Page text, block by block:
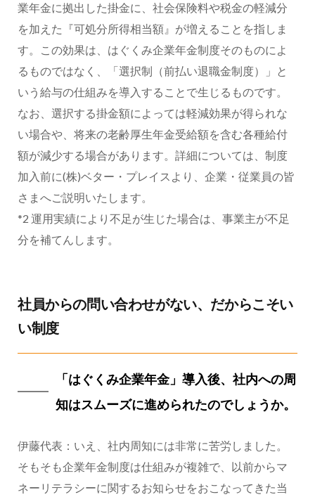
業年金に拠出した掛金に、社会保険料や税金の軽減分
を加えた『可処分所得相当額』が増えることを指しま
す。この効果は、はぐくみ企業年金制度そのものによ
るものではなく、「選択制（前払い退職金制度）」と
いう給与の仕組みを導入することで生じるものです。
なお、選択する掛金額によっては軽減効果が得られな
い場合や、将来の老齢厚生年金受給額を含む各種給付
額が減少する場合があります。詳細については、制度
加入前に(株)ベター・プレイスより、企業・従業員の皆
さまへご説明いたします。
*2 運用実績により不足が生じた場合は、事業主が不足
分を補てんします。
社員からの問い合わせがない、だからこそい
い制度
「はぐくみ企業年金」導入後、社内への周
知はスムーズに進められたのでしょうか。
伊藤代表：いえ、社内周知には非常に苦労しました。
そもそも企業年金制度は仕組みが複雑で、以前からマ
ネーリテラシーに関するお知らせをおこなってきた当